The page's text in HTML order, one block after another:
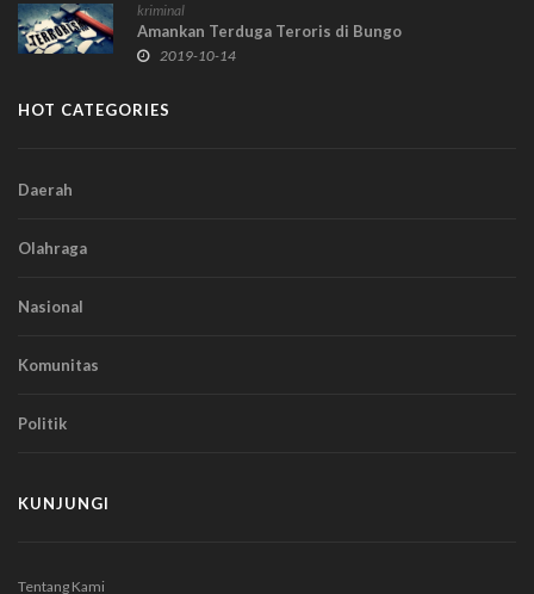
kriminal
Amankan Terduga Teroris di Bungo
2019-10-14
HOT CATEGORIES
Daerah
Olahraga
Nasional
Komunitas
Politik
KUNJUNGI
Tentang Kami